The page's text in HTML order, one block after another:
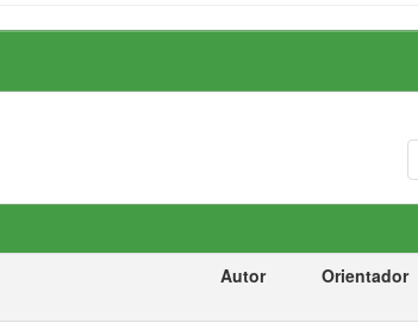
Autor Orientador